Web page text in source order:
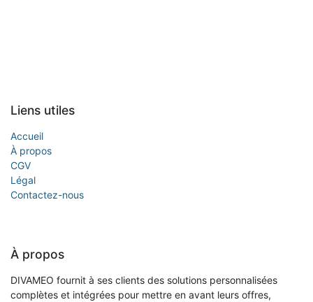
Liens utiles
Accueil
À propos
CGV
Légal
Contactez-nous
À propos
DIVAMEO fournit à ses clients des solutions personnalisées
complètes et intégrées pour mettre en avant leurs offres,